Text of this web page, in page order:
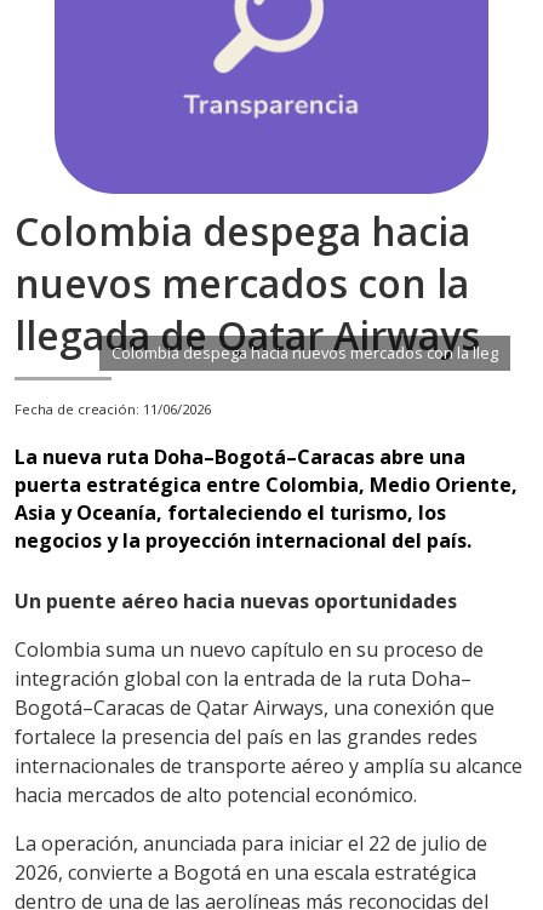
Colombia despega hacia
nuevos mercados con la
llegada de Qatar Airways
11/06/2026
Colombia despega hacia nuevos mercados con la lleg
La nueva ruta Doha–Bogotá–Caracas abre una
puerta estratégica entre Colombia, Medio Oriente,
Asia y Oceanía, fortaleciendo el turismo, los
negocios y la proyección internacional del país.
Un puente aéreo hacia nuevas oportunidades
Colombia suma un nuevo capítulo en su proceso de
integración global con la entrada de la ruta Doha–
Bogotá–Caracas de Qatar Airways, una conexión que
fortalece la presencia del país en las grandes redes
internacionales de transporte aéreo y amplía su alcance
hacia mercados de alto potencial económico.
La operación, anunciada para iniciar el 22 de julio de
2026, convierte a Bogotá en una escala estratégica
dentro de una de las aerolíneas más reconocidas del